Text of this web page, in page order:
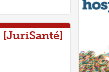
[JuriSanté]